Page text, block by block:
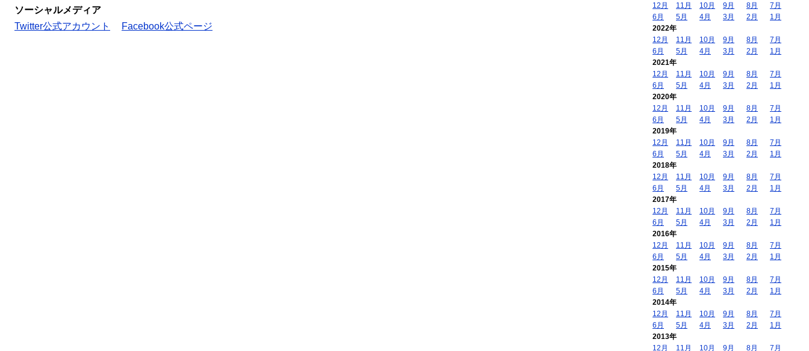
ソーシャルメディア
Twitter公式アカウント
Facebook公式ページ
12月
11月 10月 9月 8月
7月
6月
5月 4月 3月 2月
1月
2022年
12月
11月 10月 9月 8月
7月
6月
5月 4月 3月 2月
1月
2021年
12月
11月 10月 9月 8月
7月
6月
5月 4月 3月 2月
1月
2020年
12月
11月 10月 9月 8月
7月
6月
5月 4月 3月 2月
1月
2019年
12月
11月 10月 9月 8月
7月
6月
5月 4月 3月 2月
1月
2018年
12月
11月 10月 9月 8月
7月
6月
5月 4月 3月 2月
1月
2017年
12月
11月 10月 9月 8月
7月
6月
5月 4月 3月 2月
1月
2016年
12月
11月 10月 9月 8月
7月
6月
5月 4月 3月 2月
1月
2015年
12月
11月 10月 9月 8月
7月
6月
5月 4月 3月 2月
1月
2014年
12月
11月 10月 9月 8月
7月
6月
5月 4月 3月 2月
1月
2013年
12月
11月 10月 9月 8月 7月